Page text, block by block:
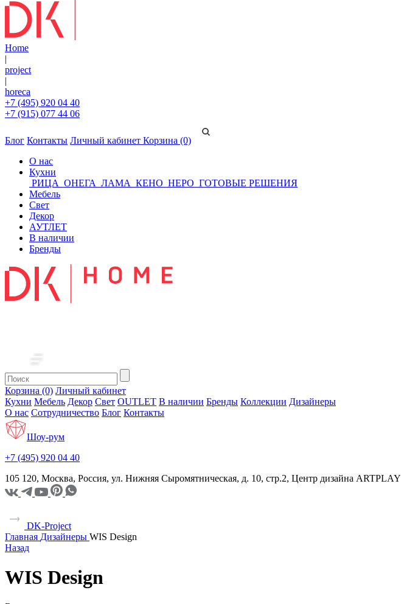
Home
|
project
|
horeca
+7 (495) 920 04 40
+7 (915) 077 44 06
Блог Контакты Личный кабинет Корзина (0)
О нас
Кухни
РИЦА ОНЕГА ЛАМА КЕНО НЕРО ГОТОВЫЕ РЕШЕНИЯ
Мебель
Свет
Декор
АУТЛЕТ
В наличии
Бренды
Корзина (0) Личный кабинет
Кухни Мебель Декор Свет OUTLET В наличии Бренды Коллекции Дизайнеры
О нас Сотрудничество Блог Контакты
Шоу-рум
+7 (495) 920 04 40
105 120, Москва, Россия, ул. Нижняя Сыромятническая, д. 10, стр.2, Центр дизайна ARTPLAY
DK-Project
Главная Дизайнеры WIS Design
Назад
WIS Design